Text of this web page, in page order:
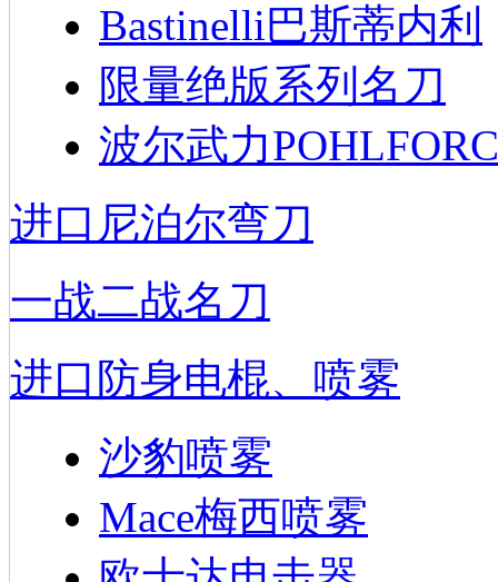
Bastinelli巴斯蒂内利
限量绝版系列名刀
波尔武力
进口尼泊尔弯刀
一战二战名刀
进口防身电棍、喷雾
沙豹喷雾
Mace梅西喷雾